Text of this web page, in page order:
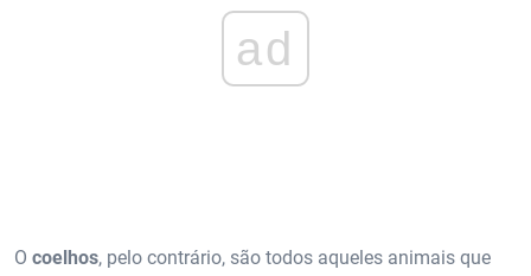
ad
O coelhos, pelo contrário, são todos aqueles animais que